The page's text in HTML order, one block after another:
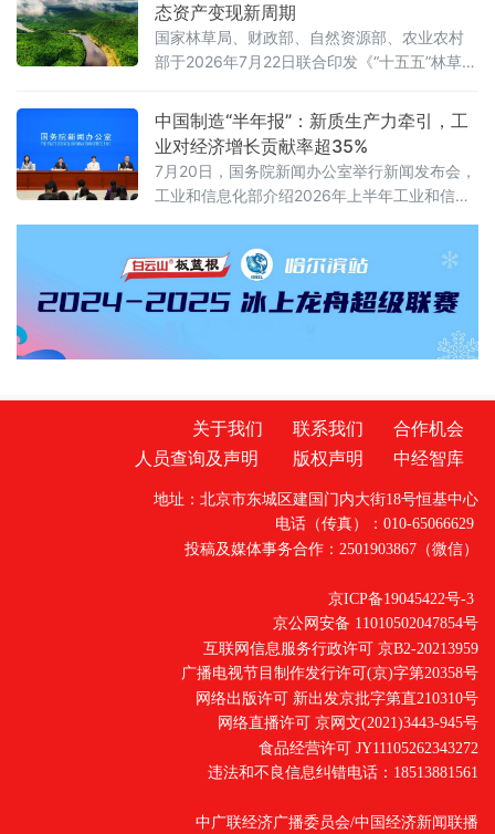
态资产变现新周期
国家林草局、财政部、自然资源部、农业农村
部于2026年7月22日联合印发《“十五五”林草保
领性文件首次将“林草碳汇交易量”和“生态产品
溢价率”列为省级年度考核硬指标，并明确到
2030年全国森林覆盖率达到25.5%、森林蓄积
量增至224亿立方米、草原综合植被盖度稳定在
58%以上。规划期内的林草碳汇累计交易目标
中国制造“半年报”：新质生产力牵引，工
业对经济增长贡献率超35%
7月20日，国务院新闻办公室举行新闻发布会，
工业和信息化部介绍2026年上半年工业和信息
表示，上半年工业和信息化持续向新向优发
展。工业“半年报”数据亮眼，规模以上工业增加
值同比增长5.4%，工业对经济增长贡献率超
35%。从新技术突破到新赛道火热，中国制造
正加速涌现“新”力量。经济运行总体平稳 工
业“压舱石”作用凸显上半年，我国工业生
关于我们 联系我们
合作机会
人员查询及声明
版权声明 中经智库
地址：北京市东城区建国门内大街18号恒基中心
电话（传真）：010-65066629
投稿及媒体事务合作：2501903867（微信）
京ICP备19045422号-3
京公网安备 11010502047854号
互联网信息服务行政许可 京B2-20213959
广播电视节目制作发行许可(京)字第20358号
网络出版许可 新出发京批字第直210310号
网络直播许可 京网文(2021)3443-945号
食品经营许可 JY11105262343272
违法和不良信息纠错电话：18513881561
中广联经济广播委员会/中国经济新闻联播